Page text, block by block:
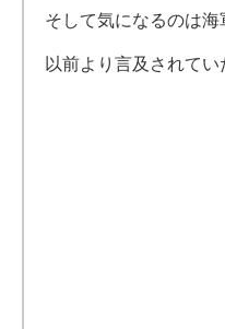
そして気になるのは海
以前より言及されてい